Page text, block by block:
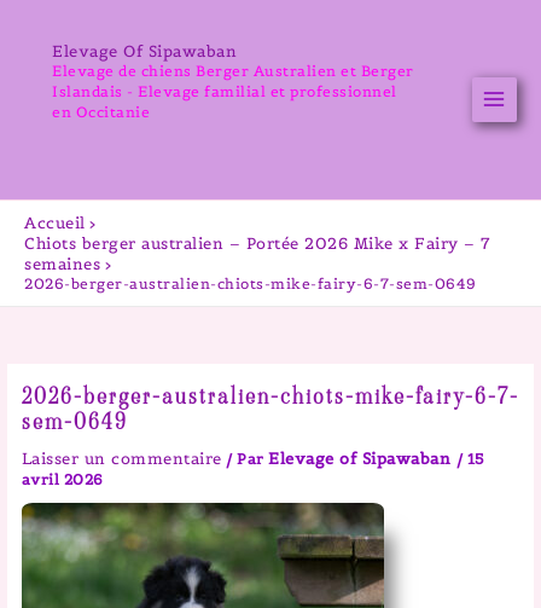
contenuElevage Of Sipawaban
Elevage de chiens Berger Australien et Berger
Islandais - Elevage familial et professionnel
en Occitanie
Accueil
Chiots berger australien – Portée 2026 Mike x Fairy – 7
semaines
2026-berger-australien-chiots-mike-fairy-6-7-sem-0649
2026-berger-australien-chiots-mike-fairy-6-7-
sem-0649
Laisser un commentaire / ParElevage of Sipawaban / 15
avril 2026